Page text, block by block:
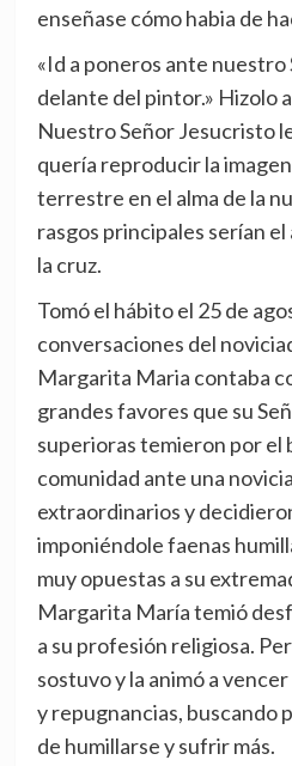
enseñase cómo habia de
«Id a poneros ante nuestro
delante del pintor.» Hizolo
Nuestro Señor Jesucristo
quería reproducir la
terrestre en el alma de la
rasgos principales serían el
la cruz.
Tomó el hábito el 25 de
conversaciones del
Margarita Maria contaba
grandes favores que su
superioras temieron por el
comunidad ante una
extraordinarios y
imponiéndole faenas
muy opuestas a su
Margarita María temió
a su profesión religiosa.
sostuvo y la animó a
y repugnancias, buscando
de humillarse y sufrir más.